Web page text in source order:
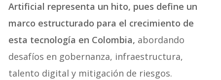
Artificial representa un hito, pues define un
marco estructurado para el crecimiento de
esta tecnología en Colombia, abordando
desafíos en gobernanza, infraestructura,
talento digital y mitigación de riesgos.